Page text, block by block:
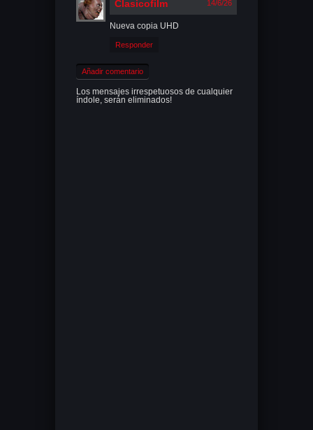
Clasicofilm 14/6/26
Nueva copia UHD
Responder
Añadir comentario
Los mensajes irrespetuosos de cualquier
índole, serán eliminados!